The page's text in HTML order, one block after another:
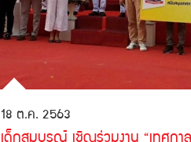
18 ต.ค. 2563
เด็กสมบูรณ์ เชิญร่วมงาน “เทศกา